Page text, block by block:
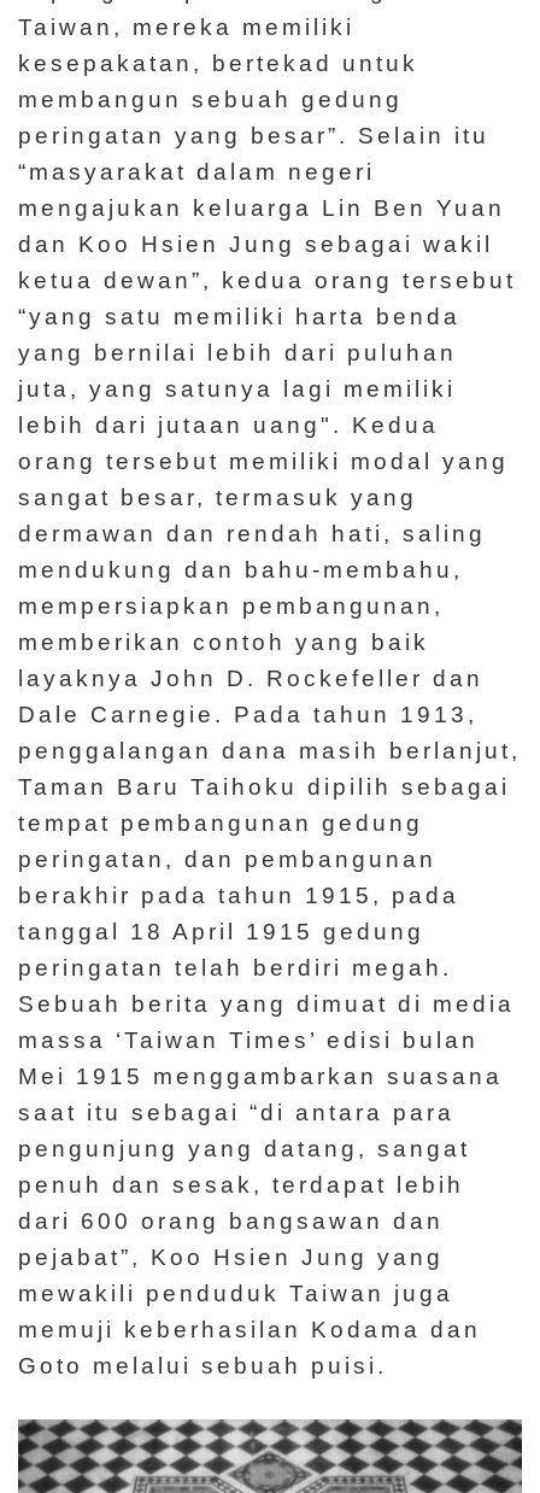
Taiwan, mereka memiliki
kesepakatan, bertekad untuk
membangun sebuah gedung
peringatan yang besar”. Selain itu
“masyarakat dalam negeri
mengajukan keluarga Lin Ben Yuan
dan Koo Hsien Jung sebagai wakil
ketua dewan”, kedua orang tersebut
“yang satu memiliki harta benda
yang bernilai lebih dari puluhan
juta, yang satunya lagi memiliki
lebih dari jutaan uang". Kedua
orang tersebut memiliki modal yang
sangat besar, termasuk yang
dermawan dan rendah hati, saling
mendukung dan bahu-membahu,
mempersiapkan pembangunan,
memberikan contoh yang baik
layaknya John D. Rockefeller dan
Dale Carnegie. Pada tahun 1913,
penggalangan dana masih berlanjut,
Taman Baru Taihoku dipilih sebagai
tempat pembangunan gedung
peringatan, dan pembangunan
berakhir pada tahun 1915, pada
tanggal 18 April 1915 gedung
peringatan telah berdiri megah.
Sebuah berita yang dimuat di media
massa ‘Taiwan Times’ edisi bulan
Mei 1915 menggambarkan suasana
saat itu sebagai “di antara para
pengunjung yang datang, sangat
penuh dan sesak, terdapat lebih
dari 600 orang bangsawan dan
pejabat”, Koo Hsien Jung yang
mewakili penduduk Taiwan juga
memuji keberhasilan Kodama dan
Goto melalui sebuah puisi.